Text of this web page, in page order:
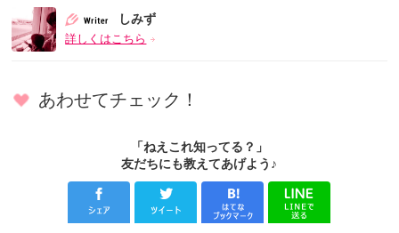
しみず
詳しくはこちら
あわせてチェック！
「ねえこれ知ってる？」
友だちにも教えてあげよう♪